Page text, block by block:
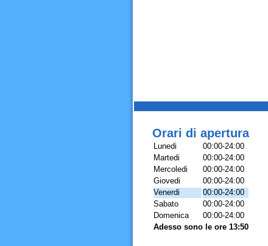
Orari di apertura
Lunedi
00:00-24:00
Martedi
00:00-24:00
Mercoledi
00:00-24:00
Giovedi
00:00-24:00
Venerdi
00:00-24:00
Sabato
00:00-24:00
Domenica
00:00-24:00
Adesso sono le ore 13:50